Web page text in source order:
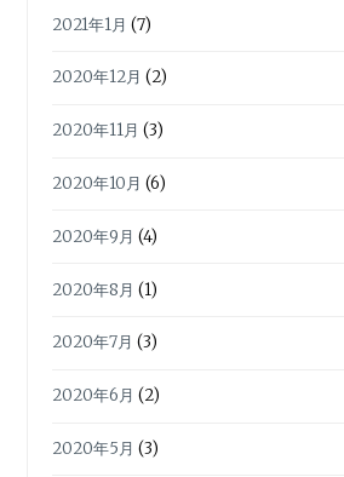
2021年1月 (7)
2020年12月 (2)
2020年11月 (3)
2020年10月 (6)
2020年9月 (4)
2020年8月 (1)
2020年7月 (3)
2020年6月 (2)
2020年5月 (3)